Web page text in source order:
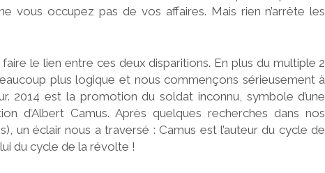
vous occupez pas de vos affaires. Mais rien n’arrête les
le lien entre ces deux disparitions. En plus du multiple 2
plus logique et nous commençons sérieusement à
2014 est la promotion du soldat inconnu, symbole d’une
d’Albert Camus. Après quelques recherches dans nos
un éclair nous a traversé : Camus est l’auteur du cycle de
du cycle de la révolte !